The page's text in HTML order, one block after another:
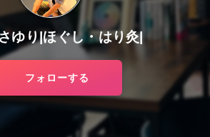
ゆり|ほぐし・はり灸|
フォローする